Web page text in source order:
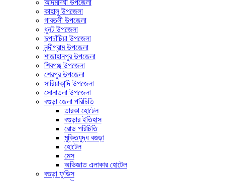
আদমদিঘী উপজেলা
কাহালু উপজেলা
গাবতলী উপজেলা
ধুনট উপজেলা
দুপচাঁচিয়া উপজেলা
নন্দীগ্রাম উপজেলা
শাজাহানপুর উপজেলা
শিবগঞ্জ উপজেলা
শেরপুর উপজেলা
সারিয়াকান্দি উপজেলা
সোনাতলা উপজেলা
বগুড়া জেলা পরিচিতি
তারকা হোটেল
বগুড়ার ইতিহাস
রোড পরিচিতি
মুক্তিযুদ্ধ বগুড়া
হোটেল
মেস
অভিজাত এলাকার হোটেল
বগুড়া ফুডিস